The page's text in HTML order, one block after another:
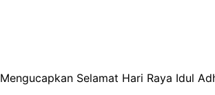
Mengucapkan Selamat Hari Raya Idul